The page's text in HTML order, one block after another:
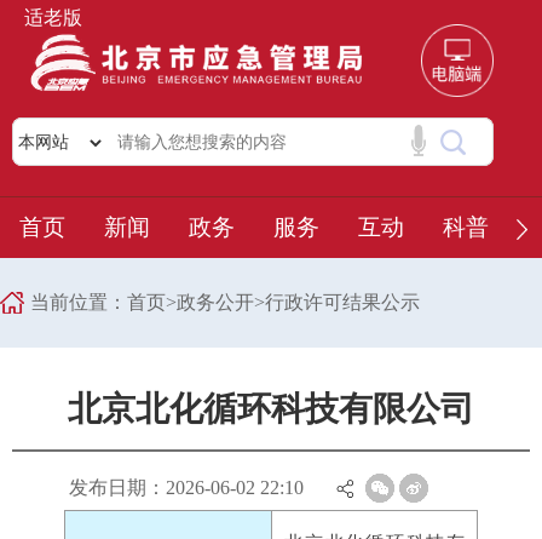
适老版
首页 新闻 政务 服务 互动 科普
当前位置： 首页>政务公开>行政许可结果公示
北京北化循环科技有限公司
发布日期：2026-06-02 22:10